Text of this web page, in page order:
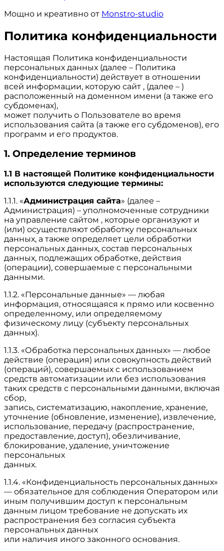
Мощно и креативно от Monstro-studio
Политика конфиденциальности
Настоящая Политика конфиденциальности
персональных данных (далее – Политика
конфиденциальности) действует в отношении
всей информации, которую сайт , (далее – )
расположенный на доменном имени (а также его
субдоменах),
может получить о Пользователе во время
использования сайта (а также его субдоменов), его
программ и его продуктов.
1. Определение терминов
1.1 В настоящей Политике конфиденциальности
используются следующие термины:
1.1.1. «Администрация сайта» (далее –
Администрация) – уполномоченные сотрудники
на управление сайтом , которые организуют и
(или) осуществляют обработку персональных
данных, а также определяет цели обработки
персональных данных, состав персональных
данных, подлежащих обработке, действия
(операции), совершаемые с персональными
данными.
1.1.2. «Персональные данные» — любая
информация, относящаяся к прямо или косвенно
определенному, или определяемому
физическому лицу (субъекту персональных
данных).
1.1.3. «Обработка персональных данных» — любое
действие (операция) или совокупность действий
(операций), совершаемых с использованием
средств автоматизации или без использования
таких средств с персональными данными, включая
сбор,
запись, систематизацию, накопление, хранение,
уточнение (обновление, изменение), извлечение,
использование, передачу (распространение,
предоставление, доступ), обезличивание,
блокирование, удаление, уничтожение
персональных
данных.
1.1.4. «Конфиденциальность персональных данных»
— обязательное для соблюдения Оператором или
иным получившим доступ к персональным
данным лицом требование не допускать их
распространения без согласия субъекта
персональных данных
или наличия иного законного основания.